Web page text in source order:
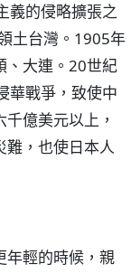
義的侵略擴張之
土台灣。1905年
、大連。20世紀
華戰爭，致使中
億美元以上，
難，也使日本人
年輕的時候，親